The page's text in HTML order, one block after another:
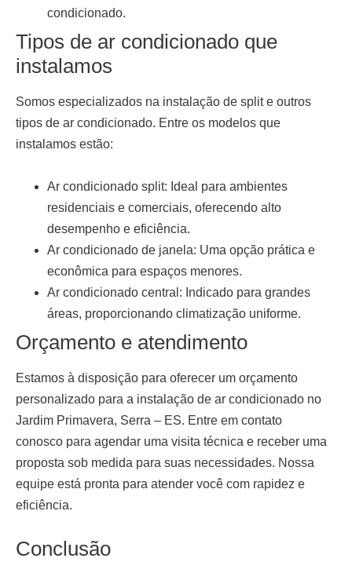
condicionado.
Tipos de ar condicionado que
instalamos
Somos especializados na instalação de splite outros
tipos de ar condicionado. Entre os modelos que
instalamos estão:
Ar condicionado split: Ideal para ambientes
residenciais e comerciais, oferecendo alto
desempenho e eficiência.
Ar condicionado de janela: Uma opção prática e
econômica para espaços menores.
Ar condicionado central: Indicado para grandes
áreas, proporcionando climatização uniforme.
Orçamento e atendimento
Estamos à disposição para oferecer um orçamento
personalizado para a instalação de ar condicionado no
Jardim Primavera, Serra – ES. Entre em contato
conosco para agendar uma visita técnica e receber uma
proposta sob medida para suas necessidades. Nossa
equipe está pronta para atender você com rapidez e
eficiência.
Conclusão